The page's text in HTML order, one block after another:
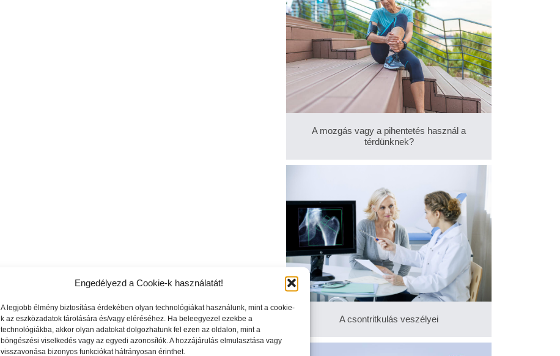
Engedélyezd a Cookie-k használatát!
A legjobb élmény biztosítása érdekében olyan technológiákat használunk, mint a cookie-
k az eszközadatok tárolására és/vagy eléréséhez. Ha beleegyezel ezekbe a
technológiákba, akkor olyan adatokat dolgozhatunk fel ezen az oldalon, mint a
böngészési viselkedés vagy az egyedi azonosítók. A hozzájárulás elmulasztása vagy
visszavonása bizonyos funkciókat hátrányosan érinthet.
A mozgás vagy a pihentetés használ a
térdünknek?
A csontritkulás veszélyei